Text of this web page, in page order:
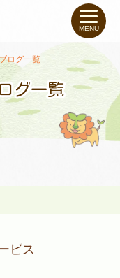
）
MENU
ログ一覧
グ一覧
ビス